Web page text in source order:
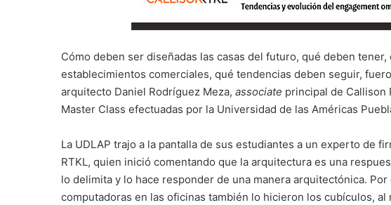
Cómo deben ser diseñadas las casas del futuro, qué deben
establecimientos comerciales, qué tendencias deben seguir,
arquitecto Daniel Rodríguez Meza, associate principal de Callison
Master Class efectuadas por la Universidad de las Américas
La UDLAP trajo a la pantalla de sus estudiantes a un experto de
RTKL, quien inició comentando que la arquitectura es una
lo delimita y lo hace responder de una manera arquitectónica.
computadoras en las oficinas también lo hicieron los cubículos, al